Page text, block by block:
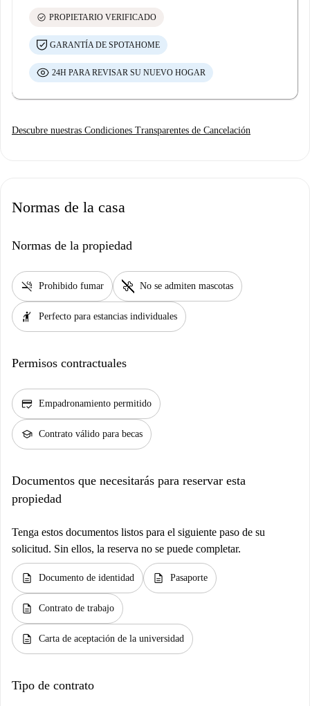
check_circle PROPIETARIO VERIFICADO
GARANTÍA DE SPOTAHOME
24H PARA REVISAR SU NUEVO HOGAR
Descubre nuestras Condiciones Transparentes de Cancelación
Normas de la casa
Normas de la propiedad
smoke_free Prohibido fumar pet_supplies No se admiten mascotas
hail Perfecto para estancias individuales
Permisos contractuales
credit_score Empadronamiento permitido
school Contrato válido para becas
Documentos que necesitarás para reservar esta
propiedad
Tenga estos documentos listos para el siguiente paso de su
solicitud. Sin ellos, la reserva no se puede completar.
description Documento de identidad description Pasaporte
description Contrato de trabajo
description Carta de aceptación de la universidad
Tipo de contrato